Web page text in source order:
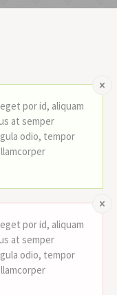
por id, aliquam
at semper
odio, tempor
por id, aliquam
at semper
odio, tempor